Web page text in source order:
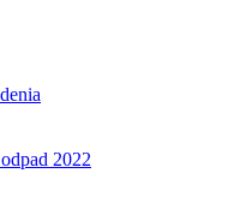
2022